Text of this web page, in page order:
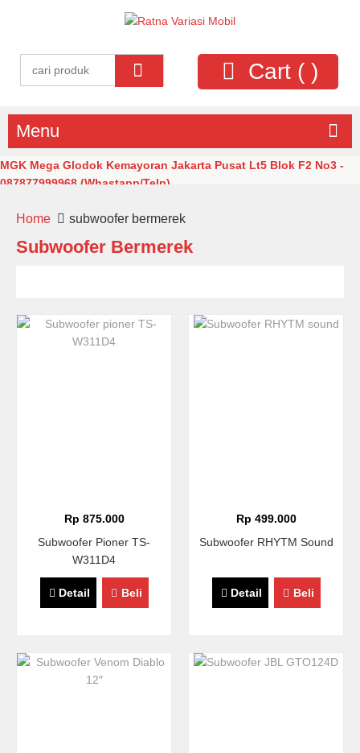
Cart ()
Menu
MGK Mega Glodok Kemayoran Jakarta Pusat Lt5 Blok F2 No3 -
087877999968 (Whastapp/Telp)
Home subwoofer bermerek
Subwoofer Bermerek
Rp 875.000
Subwoofer Pioner TS-
W311D4
Detail Beli
Rp 499.000
Subwoofer RHYTM Sound
Detail Beli